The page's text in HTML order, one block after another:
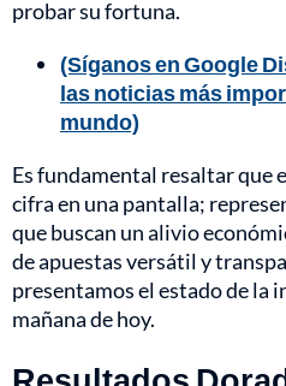
probar su fortuna.
(Síganos en Google
las noticias más
mundo)
Es fundamental resaltar que
cifra en una pantalla;
que buscan un alivio
de apuestas versátil y
presentamos el estado de la
mañana de hoy.